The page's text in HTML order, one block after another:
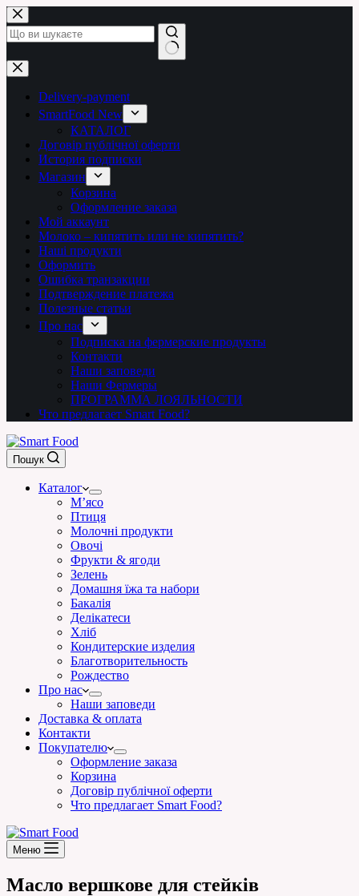
Перейти
до
вмісту
Немає
результатів
Delivery-payment
SmartFood New
КАТАЛОГ
Договір публічної оферти
История подписки
Магазин
Корзина
Оформление заказа
Мой аккаунт
Молоко – кипятить или не кипятить?
Наші продукти
Оформить
Ошибка транзакции
Подтверждение платежа
Полезные статьи
Про нас
Подписка на фермерские продукты
Контакти
Наши заповеди
Наши Фермеры
ПРОГРАММА ЛОЯЛЬНОСТИ
Что предлагает Smart Food?
Пошук
Каталог
М’ясо
Птиця
Молочні продукти
Овочі
Фрукти & ягоди
Зелень
Домашня їжа та набори
Бакалія
Делікатеси
Хліб
Кондитерские изделия
Благотворительность
Рождество
Про нас
Наши заповеди
Доставка & оплата
Контакти
Покупателю
Оформление заказа
Корзина
Договір публічної оферти
Что предлагает Smart Food?
Меню
Масло вершкове для стейків